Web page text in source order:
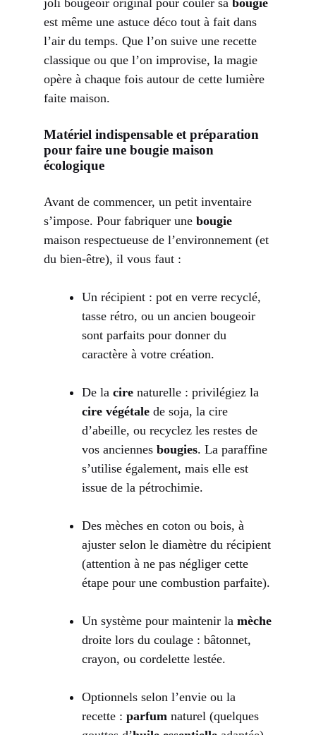
est même une astuce déco tout à fait dans
l’air du temps. Que l’on suive une recette
classique ou que l’on improvise, la magie
opère à chaque fois autour de cette lumière
faite maison.
Matériel indispensable et préparation
pour faire une bougie maison
écologique
Avant de commencer, un petit inventaire
s’impose. Pour fabriquer unebougie
maison respectueuse de l’environnement (et
du bien-être), il vous faut :
Un récipient : pot en verre recyclé,
tasse rétro, ou un ancien bougeoir
sont parfaits pour donner du
caractère à votre création.
De lacire naturelle : privilégiez la
cire végétale de soja, la cire
d’abeille, ou recyclez les restes de
vos anciennesbougies. La paraffine
s’utilise également, mais elle est
issue de la pétrochimie.
Des mèches en coton ou bois, à
ajuster selon le diamètre du récipient
(attention à ne pas négliger cette
étape pour une combustion parfaite).
Un système pour maintenir lamèche
droite lors du coulage : bâtonnet,
crayon, ou cordelette lestée.
Optionnels selon l’envie ou la
recette :parfum naturel (quelques